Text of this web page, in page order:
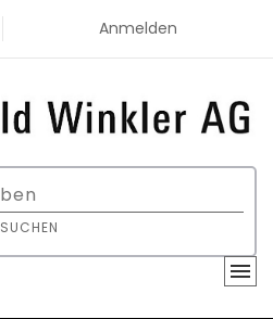
Anmelden
SUCHEN